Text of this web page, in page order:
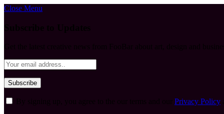
Close Menu
Privacy Policy